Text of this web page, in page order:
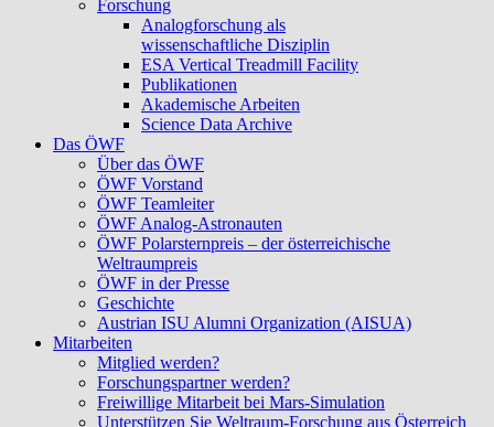
Forschung
Analogforschung als
wissenschaftliche Disziplin
ESA Vertical Treadmill Facility
Publikationen
Akademische Arbeiten
Science Data Archive
Das ÖWF
Über das ÖWF
ÖWF Vorstand
ÖWF Teamleiter
ÖWF Analog-Astronauten
ÖWF Polarsternpreis – der österreichische
Weltraumpreis
ÖWF in der Presse
Geschichte
Austrian ISU Alumni Organization (AISUA)
Mitarbeiten
Mitglied werden?
Forschungspartner werden?
Freiwillige Mitarbeit bei Mars-Simulation
Unterstützen Sie Weltraum-Forschung aus Österreich